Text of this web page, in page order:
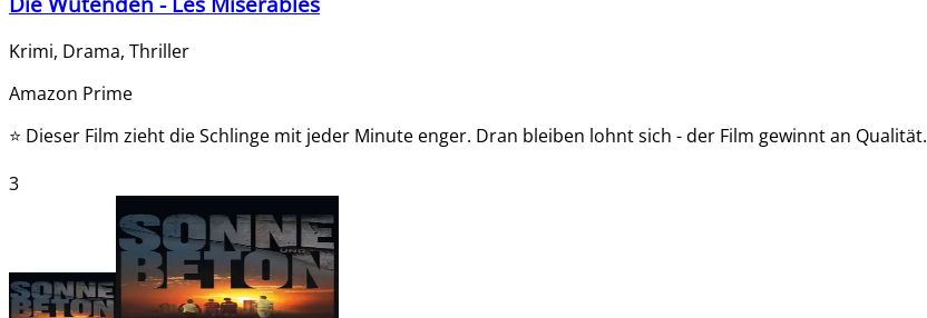
Krimi, Drama, Thriller
Amazon Prime
⭐ Dieser Film zieht die Schlinge mit jeder Minute enger. Dran bleiben lohnt sich - der Film gewinnt an Qualität.
3